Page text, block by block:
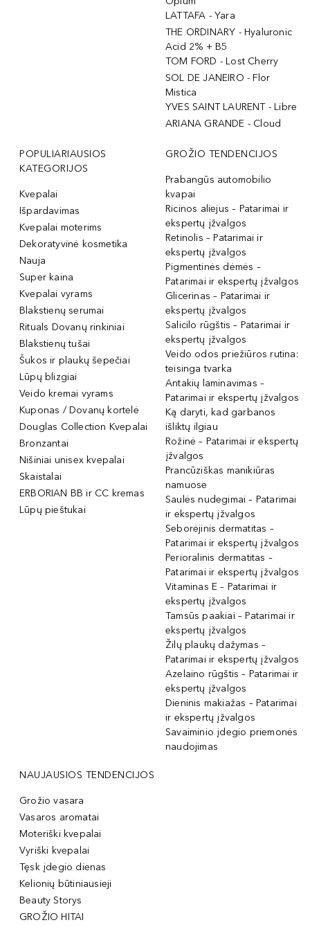
LATTAFA - Yara
THE ORDINARY - Hyaluronic
Acid 2% + B5
TOM FORD - Lost Cherry
SOL DE JANEIRO - Flor
Mistica
YVES SAINT LAURENT - Libre
ARIANA GRANDE - Cloud
POPULIARIAUSIOS
KATEGORIJOS
Kvepalai
Išpardavimas
Kvepalai moterims
Dekoratyvinė kosmetika
Nauja
Super kaina
Kvepalai vyrams
Blakstienų serumai
Rituals Dovanų rinkiniai
Blakstienų tušai
Šukos ir plaukų šepečiai
Lūpų blizgiai
Veido kremai vyrams
Kuponas / Dovanų kortelė
Douglas Collection Kvepalai
Bronzantai
Nišiniai unisex kvepalai
Skaistalai
ERBORIAN BB ir CC kremas
Lūpų pieštukai
GROŽIO TENDENCIJOS
Prabangūs automobilio
kvapai
Ricinos aliejus – Patarimai ir
ekspertų įžvalgos
Retinolis – Patarimai ir
ekspertų įžvalgos
Pigmentinės dėmės –
Patarimai ir ekspertų įžvalgos
Glicerinas – Patarimai ir
ekspertų įžvalgos
Salicilo rūgštis – Patarimai ir
ekspertų įžvalgos
Veido odos priežiūros rutina:
teisinga tvarka
Antakių laminavimas –
Patarimai ir ekspertų įžvalgos
Ką daryti, kad garbanos
išliktų ilgiau
Rožinė – Patarimai ir ekspertų
įžvalgos
Prancūziškas manikiūras
namuose
Saulės nudegimai – Patarimai
ir ekspertų įžvalgos
Seborėjinis dermatitas –
Patarimai ir ekspertų įžvalgos
Perioralinis dermatitas –
Patarimai ir ekspertų įžvalgos
Vitaminas E – Patarimai ir
ekspertų įžvalgos
Tamsūs paakiai – Patarimai ir
ekspertų įžvalgos
Žilų plaukų dažymas –
Patarimai ir ekspertų įžvalgos
Azelaino rūgštis – Patarimai ir
ekspertų įžvalgos
Dieninis makiažas – Patarimai
ir ekspertų įžvalgos
Savaiminio įdegio priemonės
naudojimas
NAUJAUSIOS TENDENCIJOS
Grožio vasara
Vasaros aromatai
Moteriški kvepalai
Vyriški kvepalai
Tęsk įdegio dienas
Kelionių būtiniausieji
Beauty Storys
GROŽIO HITAI